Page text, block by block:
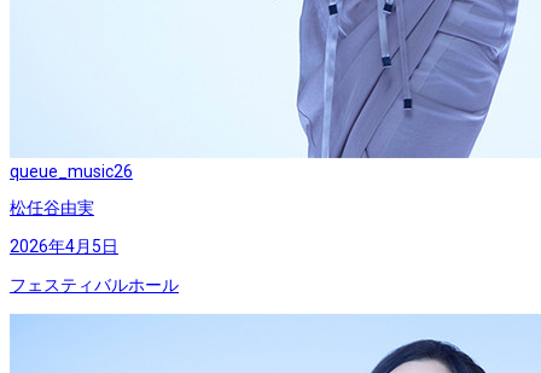
queue_music26
松任谷由実
2026年4月5日
フェスティバルホール